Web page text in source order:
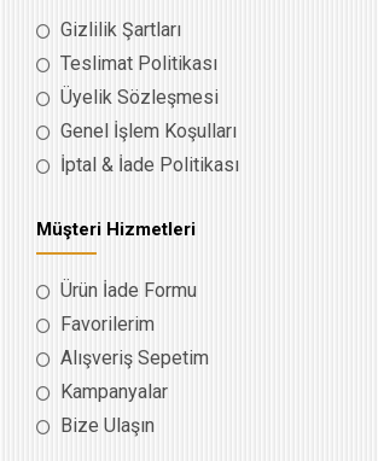
Gizlilik Şartları
Teslimat Politikası
Üyelik Sözleşmesi
Genel İşlem Koşulları
İptal & İade Politikası
Müşteri Hizmetleri
Ürün İade Formu
Favorilerim
Alışveriş Sepetim
Kampanyalar
Bize Ulaşın